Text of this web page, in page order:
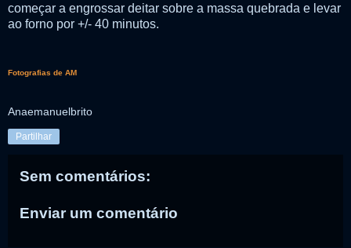
começar a engrossar deitar sobre a massa quebrada e levar
ao forno por +/- 40 minutos.
Fotografias de AM
Anaemanuelbrito
Partilhar
Sem comentários:
Enviar um comentário